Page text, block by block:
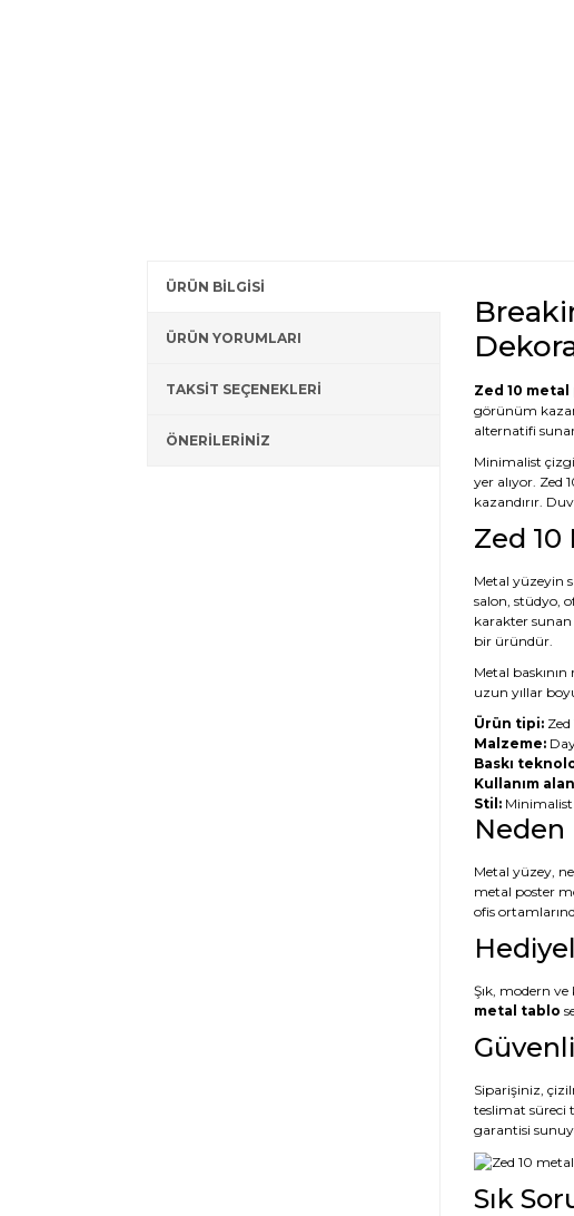
ÜRÜN BİLGİSİ
ÜRÜN YORUMLARI
TAKSİT SEÇENEKLERİ
ÖNERİLERİNİZ
Zed 10
görünüm
alternatifi
Minimalist
yer alıyor. Zed
kazandırır.
Zed 10
Metal yüzeyin
salon, stüdyo,
karakter
bir üründür.
Metal
uzun yıllar
Ürün tipi:Zed
Malzeme:
Baskı
Kullanım
Stil:Minimalist
Neden
Metal yüzey,
metal poster
ofis
Şık, modern
metal tablo
Siparişiniz,
teslimat süreci
garantisi
Sık